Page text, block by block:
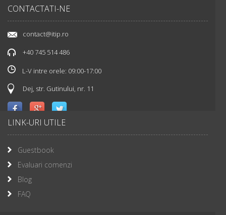
CONTACTATI-NE
contact@itip.ro
+40 745 514 486
L-V intre orele: 09:00-17:00
Dej, str. Gutinului, nr. 11
LINK-URI UTILE
Guestbook
Evaluari comenzi
Blog
FAQ